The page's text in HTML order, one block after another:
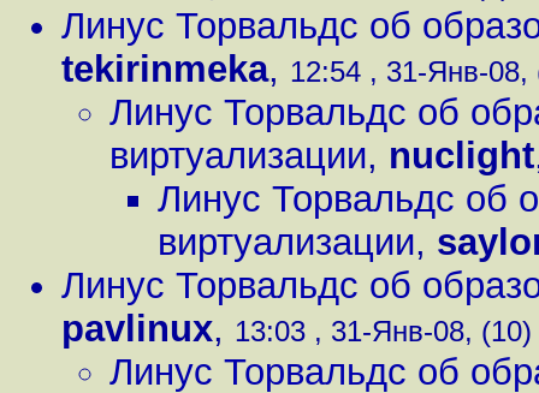
Линус Торвальдс об
tekirinmeka, 12:54 , 31-Янв-08,
Линус Торвальдс об
виртуализации, nuclight
Линус Торвальдс об
виртуализации,
Линус Торвальдс об
pavlinux, 13:03 , 31-Янв-08, (10)
Линус Торвальдс об